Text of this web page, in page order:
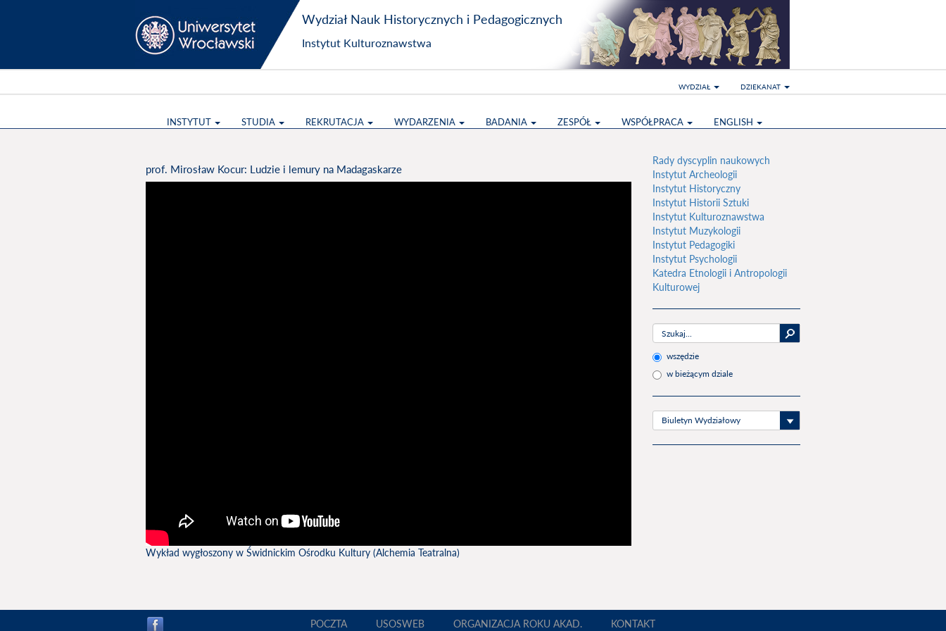
Wydział Nauk Historycznych i Pedagogicznych
Instytut Kulturoznawstwa
INSTYTUT STUDIA REKRUTACJA WYDARZENIA BADANIA ZESPÓŁ WSPÓŁPRACA ENGLISH
WYDZIAŁ DZIEKANAT
prof. Mirosław Kocur: Ludzie i lemury na Madagaskarze
Wykład wygłoszony w Świdnickim Ośrodku Kultury (Alchemia Teatralna)
Rady dyscyplin naukowych
Instytut Archeologii
Instytut Historyczny
Instytut Historii Sztuki
Instytut Kulturoznawstwa
Instytut Muzykologii
Instytut Pedagogiki
Instytut Psychologii
Katedra Etnologii i Antropologii
Kulturowej
wszędzie
w bieżącym dziale
Biuletyn Wydziałowy
POCZTA USOSWEB ORGANIZACJA ROKU AKAD. KONTAKT